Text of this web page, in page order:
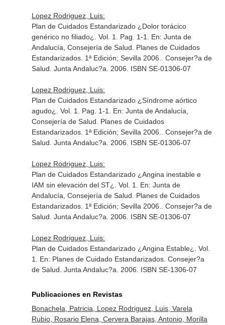
Lopez Rodriguez, Luis:
Plan de Cuidados Estandarizado ¿Dolor torácico
genérico no filiado¿. Vol. 1. Pag. 1-1. En: Junta de
Andalucía, Consejería de Salud. Planes de Cuidados
Estandarizados. 1ª Edición; Sevilla 2006.
. Consejer?a de
Salud. Junta Andaluc?a. 2006. ISBN SE-01306-07
Lopez Rodriguez, Luis:
Plan de Cuidados Estandarizado ¿Síndrome aórtico
agudo¿. Vol. 1. Pag. 1-1. En: Junta de Andalucía,
Consejería de Salud. Planes de Cuidados
Estandarizados. 1ª Edición; Sevilla 2006.
. Consejer?a de
Salud. Junta Andaluc?a. 2006. ISBN SE-01306-07
Lopez Rodriguez, Luis:
Plan de Cuidados Estandarizado ¿Angina inestable e
IAM sin elevación del ST¿. Vol. 1. En: Junta de
Andalucía, Consejería de Salud. Planes de Cuidados
Estandarizados. 1ª Edición; Sevilla 2006.
. Consejer?a de
Salud. Junta Andaluc?a. 2006. ISBN SE-01306-07
Lopez Rodriguez, Luis:
Plan de Cuidados Estandarizado ¿Angina Estable¿. Vol.
1. En: Planes de Cuidado Estandarizados. Consejer?a
de Salud. Junta Andaluc?a. 2006. ISBN SE-1306-07
Publicaciones en Revistas
Bonachela, Patricia, Lopez Rodriguez, Luis, Varela
Rubio, Rosario Elena, Cervera Barajas, Antonio, Morilla